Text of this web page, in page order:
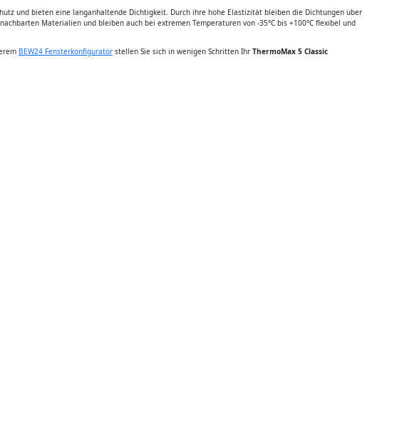
und bieten eine langanhaltende Dichtigkeit. Durch ihre hohe Elastizität bleiben die Dichtungen über
Materialien und bleiben auch bei extremen Temperaturen von -35°C bis +100°C flexibel und
BEW24 Fensterkonfigurator stellen Sie sich in wenigen Schritten Ihr ThermoMax 5 Classic